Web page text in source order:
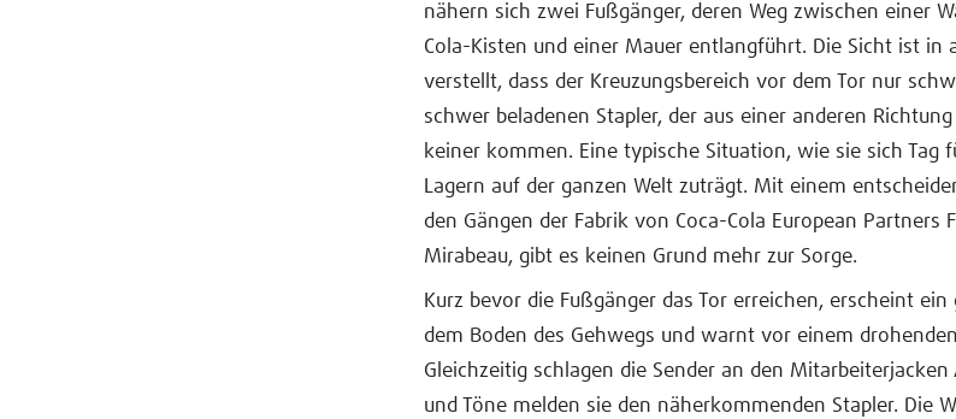
nähern sich zwei Fußgänger, deren Weg zwischen einer
Cola-Kisten und einer Mauer entlangführt. Die Sicht ist in
verstellt, dass der Kreuzungsbereich vor dem Tor nur
schwer beladenen Stapler, der aus einer anderen
keiner kommen. Eine typische Situation, wie sie sich Tag
Lagern auf der ganzen Welt zuträgt. Mit einem
den Gängen der Fabrik von Coca-Cola European Partners
Mirabeau, gibt es keinen Grund mehr zur Sorge.
Kurz bevor die Fußgänger das Tor erreichen, erscheint
dem Boden des Gehwegs und warnt vor einem
Gleichzeitig schlagen die Sender an den
und Töne melden sie den näherkommenden Stapler. Die